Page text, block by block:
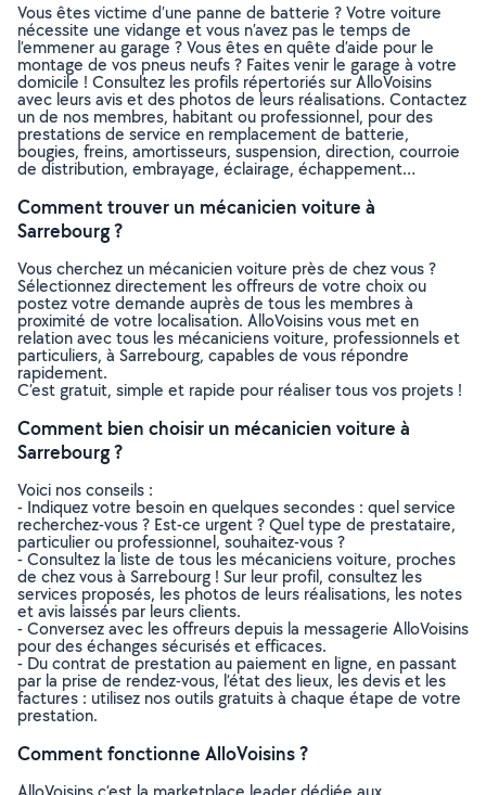
Vous êtes victime d’une panne de batterie ? Votre voiture
nécessite une vidange et vous n’avez pas le temps de
l’emmener au garage ? Vous êtes en quête d’aide pour le
montage de vos pneus neufs ? Faites venir le garage à votre
domicile ! Consultez les profils répertoriés sur AlloVoisins
avec leurs avis et des photos de leurs réalisations. Contactez
un de nos membres, habitant ou professionnel, pour des
prestations de service en remplacement de batterie,
bougies, freins, amortisseurs, suspension, direction, courroie
de distribution, embrayage, éclairage, échappement…
Comment trouver un mécanicien voiture à
Sarrebourg ?
Vous cherchez un mécanicien voiture près de chez vous ?
Sélectionnez directement les offreurs de votre choix ou
postez votre demande auprès de tous les membres à
proximité de votre localisation. AlloVoisins vous met en
relation avec tous les mécaniciens voiture, professionnels et
particuliers, à Sarrebourg, capables de vous répondre
rapidement.
C’est gratuit, simple et rapide pour réaliser tous vos projets !
Comment bien choisir un mécanicien voiture à
Sarrebourg ?
Voici nos conseils :
- Indiquez votre besoin en quelques secondes : quel service
recherchez-vous ? Est-ce urgent ? Quel type de prestataire,
particulier ou professionnel, souhaitez-vous ?
- Consultez la liste de tous les mécaniciens voiture, proches
de chez vous à Sarrebourg ! Sur leur profil, consultez les
services proposés, les photos de leurs réalisations, les notes
et avis laissés par leurs clients.
- Conversez avec les offreurs depuis la messagerie AlloVoisins
pour des échanges sécurisés et efficaces.
- Du contrat de prestation au paiement en ligne, en passant
par la prise de rendez-vous, l’état des lieux, les devis et les
factures : utilisez nos outils gratuits à chaque étape de votre
prestation.
Comment fonctionne AlloVoisins ?